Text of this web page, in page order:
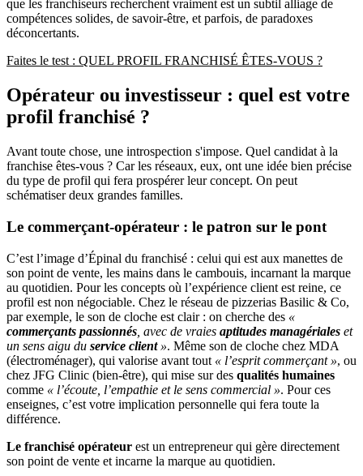
que les franchiseurs recherchent vraiment est un subtil alliage de
compétences solides, de savoir-être, et parfois, de paradoxes
déconcertants.
Faites le test : QUEL PROFIL FRANCHISÉ ÊTES-VOUS ?
Opérateur ou investisseur : quel est votre
profil franchisé ?
Avant toute chose, une introspection s'impose. Quel candidat à la
franchise êtes-vous ? Car les réseaux, eux, ont une idée bien précise
du type de profil qui fera prospérer leur concept. On peut
schématiser deux grandes familles.
Le commerçant-opérateur : le patron sur le pont
C’est l’image d’Épinal du franchisé : celui qui est aux manettes de
son point de vente, les mains dans le cambouis, incarnant la marque
au quotidien. Pour les concepts où l’expérience client est reine, ce
profil est non négociable. Chez le réseau de pizzerias Basilic & Co,
par exemple, le son de cloche est clair : on cherche des «
commerçants passionnés , avec de vraies aptitudes managériales et
un sens aigu du service client». Même son de cloche chez MDA
(électroménager), qui valorise avant tout « l’esprit commerçant », ou
chez JFG Clinic (bien-être), qui mise sur des qualités humaines
comme « l’écoute, l’empathie et le sens commercial ». Pour ces
enseignes, c’est votre implication personnelle qui fera toute la
différence.
Le franchisé opérateur est un entrepreneur qui gère directement
son point de vente et incarne la marque au quotidien.